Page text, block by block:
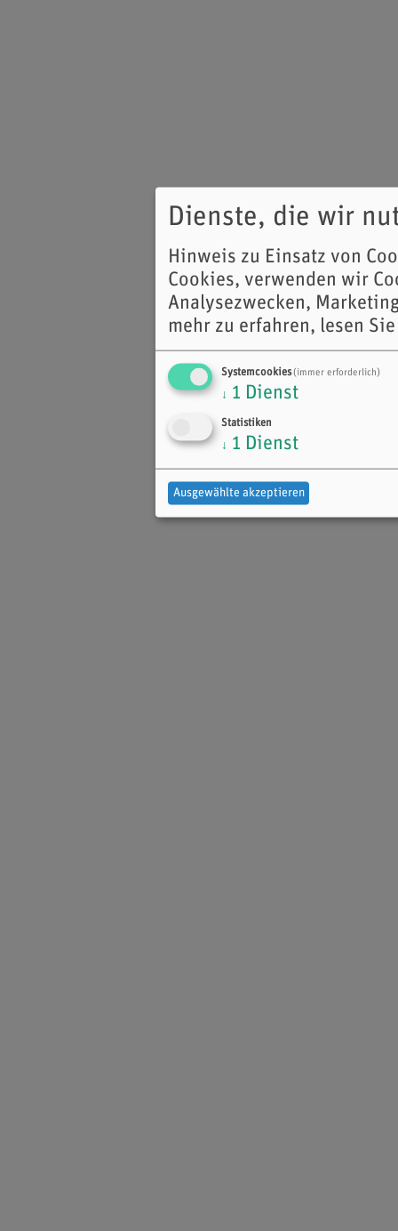
Dienste, die wir
Hinweis zu Einsatz von
Cookies, verwenden wir
Analysezwecken,
mehr zu erfahren, lesen
Systemcookies(immer erforderlich)
↓ 1 Dienst
Statistiken
↓ 1 Dienst
Ausgewählte akzeptieren